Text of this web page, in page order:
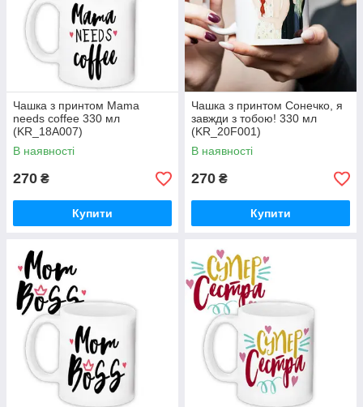
Чашка з принтом Mama
needs coffee 330 мл
(KR_18A007)
В наявності
270 ₴
Купити
Чашка з принтом Сонечко, я
завжди з тобою! 330 мл
(KR_20F001)
В наявності
270 ₴
Купити